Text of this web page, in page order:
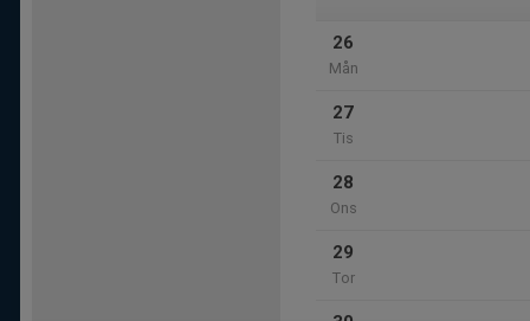
26
Mån
27
Tis
28
Ons
29
Tor